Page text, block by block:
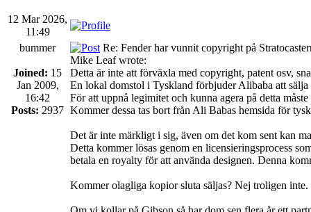
12 Mar 2026,
11:49
bummer
Joined: 15
Jan 2009,
16:42
Posts: 2937
Re: Fender har vunnit copyright på
Mike Leaf wrote:
Detta är inte att förväxla med copyright, patent osv,
En lokal domstol i Tyskland förbjuder Alibaba att
För att uppnå legimitet och kunna agera på detta
Kommer dessa tas bort från Ali Babas hemsida för
Det är inte märkligt i sig, även om det kom sent kan
Detta kommer lösas genom en licensieringsprocess
betala en royalty för att använda designen. Denna
Kommer olagliga kopior sluta säljas? Nej troligen inte.